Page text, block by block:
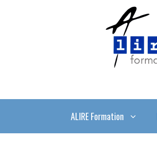
ALIRE Formation